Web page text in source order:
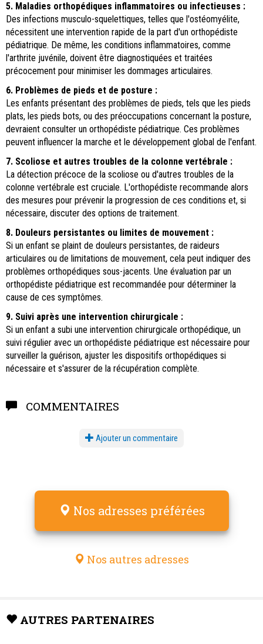
5. Maladies orthopédiques inflammatoires ou infectieuses :
Des infections musculo-squelettiques, telles que l'ostéomyélite,
nécessitent une intervention rapide de la part d'un orthopédiste
pédiatrique. De même, les conditions inflammatoires, comme
l'arthrite juvénile, doivent être diagnostiquées et traitées
précocement pour minimiser les dommages articulaires.
6. Problèmes de pieds et de posture :
Les enfants présentant des problèmes de pieds, tels que les pieds
plats, les pieds bots, ou des préoccupations concernant la posture,
devraient consulter un orthopédiste pédiatrique. Ces problèmes
peuvent influencer la marche et le développement global de l'enfant.
7. Scoliose et autres troubles de la colonne vertébrale :
La détection précoce de la scoliose ou d'autres troubles de la
colonne vertébrale est cruciale. L'orthopédiste recommande alors
des mesures pour prévenir la progression de ces conditions et, si
nécessaire, discuter des options de traitement.
8. Douleurs persistantes ou limites de mouvement :
Si un enfant se plaint de douleurs persistantes, de raideurs
articulaires ou de limitations de mouvement, cela peut indiquer des
problèmes orthopédiques sous-jacents. Une évaluation par un
orthopédiste pédiatrique est recommandée pour déterminer la
cause de ces symptômes.
9. Suivi après une intervention chirurgicale :
Si un enfant a subi une intervention chirurgicale orthopédique, un
suivi régulier avec un orthopédiste pédiatrique est nécessaire pour
surveiller la guérison, ajuster les dispositifs orthopédiques si
nécessaire et s'assurer de la récupération complète.
COMMENTAIRES
Ajouter un commentaire
Nos adresses préférées
Nos autres adresses
AUTRES PARTENAIRES